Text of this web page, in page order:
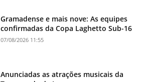
Gramadense e mais nove: As equipes
confirmadas da Copa Laghetto Sub-16
07/08/2026 11:55
Anunciadas as atrações musicais da